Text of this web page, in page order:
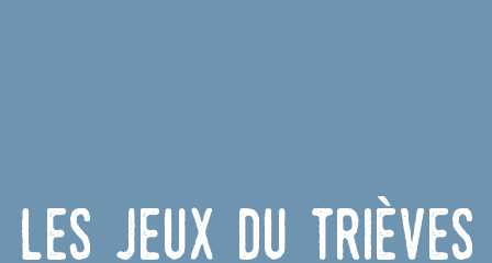
Les Jeux du Trièves